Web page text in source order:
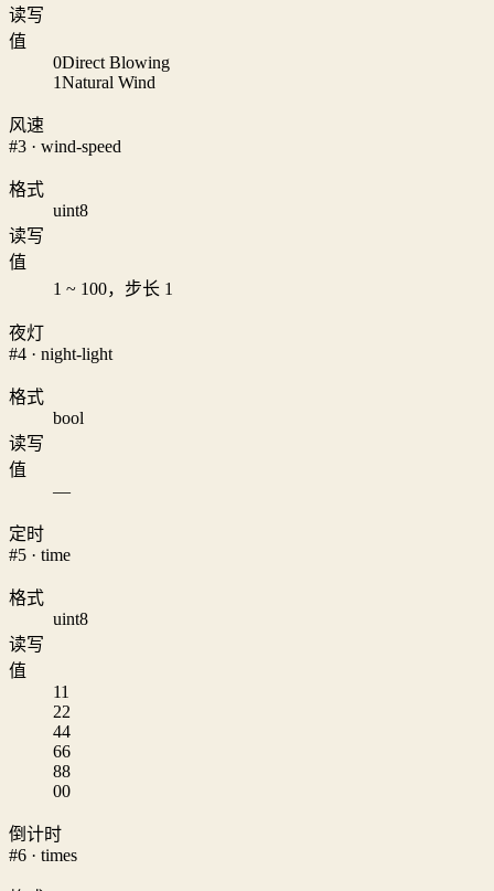
读写
值
0Direct Blowing
1Natural Wind
风速
#3 · wind-speed
格式
uint8
读写
值
1 ~ 100，步长 1
夜灯
#4 · night-light
格式
bool
读写
值
—
定时
#5 · time
格式
uint8
读写
值
11
22
44
66
88
00
倒计时
#6 · times